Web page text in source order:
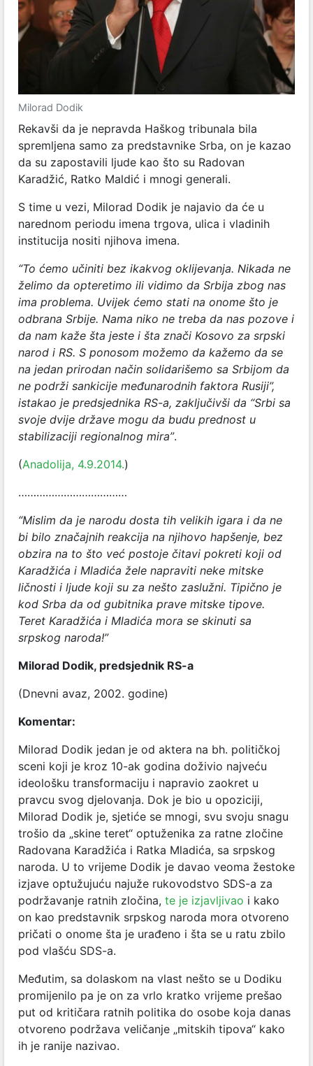
Milorad Dodik
Rekavši da je nepravda Haškog tribunala bila
spremljena samo za predstavnike Srba, on je kazao
da su zapostavili ljude kao što su Radovan
Karadžić, Ratko Maldić i mnogi generali.
S time u vezi, Milorad Dodik je najavio da će u
narednom periodu imena trgova, ulica i vladinih
institucija nositi njihova imena.
“To ćemo učiniti bez ikakvog oklijevanja. Nikada ne
želimo da opteretimo ili vidimo da Srbija zbog nas
ima problema. Uvijek ćemo stati na onome što je
odbrana Srbije. Nama niko ne treba da nas pozove i
da nam kaže šta jeste i šta znači Kosovo za srpski
narod i RS. S ponosom možemo da kažemo da se
na jedan prirodan način solidarišemo sa Srbijom da
ne podrži sankicije međunarodnih faktora Rusiji”,
istakao je predsjednika RS-a, zaključivši da “Srbi sa
svoje dvije države mogu da budu prednost u
stabilizaciji regionalnog mira”.
(Anadolija, 4.9.2014.)
………………………………
“Mislim da je narodu dosta tih velikih igara i da ne
bi bilo značajnih reakcija na njihovo hapšenje, bez
obzira na to što već postoje čitavi pokreti koji od
Karadžića i Mladića žele napraviti neke mitske
ličnosti i ljude koji su za nešto zaslužni. Tipično je
kod Srba da od gubitnika prave mitske tipove.
Teret Karadžića i Mladića mora se skinuti sa
srpskog naroda!”
Milorad Dodik, predsjednik RS-a
(Dnevni avaz, 2002. godine)
Komentar:
Milorad Dodik jedan je od aktera na bh. političkoj
sceni koji je kroz 10-ak godina doživio najveću
ideološku transformaciju i napravio zaokret u
pravcu svog djelovanja. Dok je bio u opoziciji,
Milorad Dodik je, sjetiće se mnogi, svu svoju snagu
trošio da „skine teret“ optuženika za ratne zločine
Radovana Karadžića i Ratka Mladića, sa srpskog
naroda. U to vrijeme Dodik je davao veoma žestoke
izjave optužujuću najuže rukovodstvo SDS-a za
podržavanje ratnih zločina, te je izjavljivao i kako
on kao predstavnik srpskog naroda mora otvoreno
pričati o onome šta je urađeno i šta se u ratu zbilo
pod vlašću SDS-a.
Međutim, sa dolaskom na vlast nešto se u Dodiku
promijenilo pa je on za vrlo kratko vrijeme prešao
put od kritičara ratnih politika do osobe koja danas
otvoreno podržava veličanje „mitskih tipova“ kako
ih je ranije nazivao.